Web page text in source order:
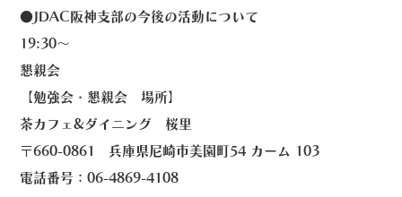
●JDAC阪神支部の今後の活動について
19:30〜
懇親会
【勉強会・懇親会 場所】
茶カフェ&ダイニング 桜里
〒660-0861 兵庫県尼崎市美園町54 カーム 103
電話番号：06-4869-4108